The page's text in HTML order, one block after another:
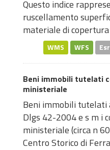
Questo indice
ruscellamento
materiale di copertura
WMS WFS
Beni immobili tutelati
ministeriale
Beni immobili tutelati
Dlgs 42-2004 e s m i
ministeriale (circa n
Centro Storico di